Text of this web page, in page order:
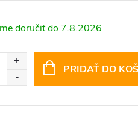
7.8.2026
PRIDAŤ DO